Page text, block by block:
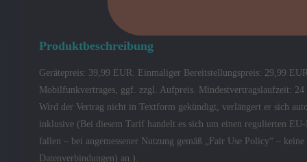
Produktbeschreibung
Gerätepreis: 39,99 EUR. Einmaliger Bereitstellungspreis: 29,99
Mobilfunkvertrages, ggf. zzgl. Aufpreis. Mindestvertragslaufzeit:
Wird der Vertrag nicht in Textform gekündigt, verlängert er sich
inklusive (Bei diesem Tarif handelt es sich um einen regulierten
fallen – bei angemessener Nutzung gemäß „Fair Use Policy“ –
Datenverbindungen) an.).